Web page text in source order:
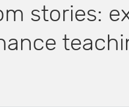
stories: